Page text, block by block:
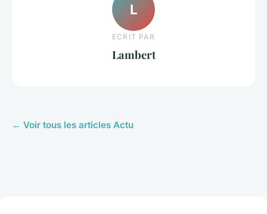
L
ECRIT PAR
Lambert
← Voir tous les articles Actu